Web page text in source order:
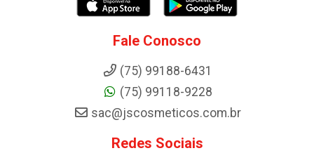
Fale Conosco
(75) 99188-6431
(75) 99118-9228
sac@jscosmeticos.com.br
Redes Sociais